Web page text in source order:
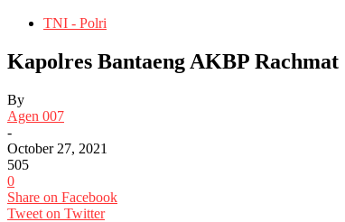
TNI - Polri
Kapolres Bantaeng AKBP
By
Agen 007
-
October 27, 2021
505
0
Share on Facebook
Tweet on Twitter